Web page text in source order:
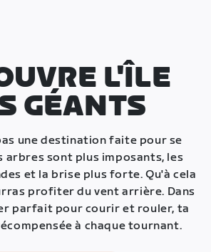
L'ÎLE
GÉANTS
une destination faite pour se
arbres sont plus imposants, les
et la brise plus forte. Qu'à cela
profiter du vent arrière. Dans
parfait pour courir et rouler, ta
à chaque tournant.